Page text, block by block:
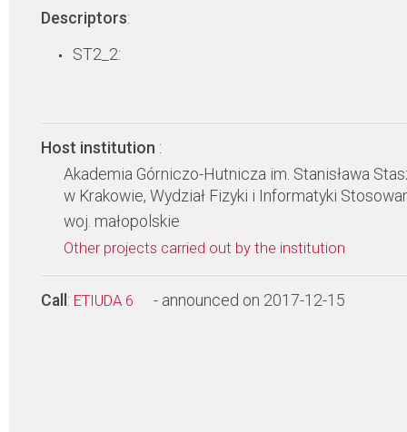
Descriptors:
ST2_2:
Host institution :
Akademia Górniczo-Hutnicza im. Stanisława
w Krakowie, Wydział Fizyki i Informatyki
woj. małopolskie
Other projects carried out by the institution
Call : ETIUDA 6 - announced on 2017-12-15